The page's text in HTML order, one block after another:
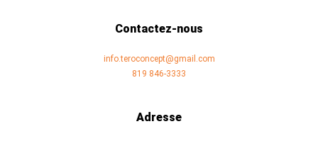
Contactez-nous
info.teroconcept@gmail.com
819 846-3333
Adresse